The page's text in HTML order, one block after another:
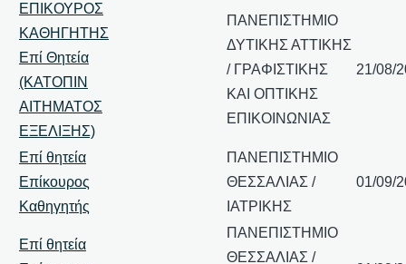
ΕΠΙΚΟΥΡΟΣ
ΚΑΘΗΓΗΤΗΣ
Επί Θητεία
(ΚΑΤΟΠΙΝ
ΑΙΤΗΜΑΤΟΣ
ΕΞΕΛΙΞΗΣ)
ΠΑΝΕΠΙΣΤΗΜΙΟ
ΔΥΤΙΚΗΣ ΑΤΤΙΚΗΣ
/ ΓΡΑΦΙΣΤΙΚΗΣ
ΚΑΙ ΟΠΤΙΚΗΣ
ΕΠΙΚΟΙΝΩΝΙΑΣ
21/08/
Επί θητεία
Επίκουρος
Καθηγητής
ΠΑΝΕΠΙΣΤΗΜΙΟ
ΘΕΣΣΑΛΙΑΣ /
ΙΑΤΡΙΚΗΣ
01/09/
Επί θητεία
ΠΑΝΕΠΙΣΤΗΜΙΟ
ΘΕΣΣΑΛΙΑΣ /